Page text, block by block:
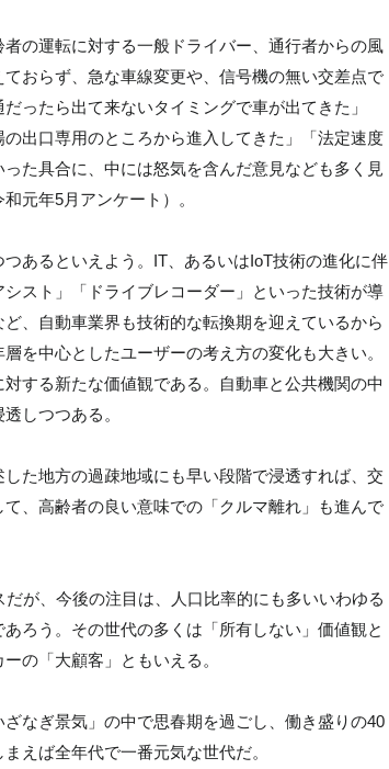
の運転に対する一般ドライバー、通行者からの風
おらず、急な車線変更や、信号機の無い交差点で
ったら出て来ないタイミングで車が出てきた」
出口専用のところから進入してきた」「法定速度
た具合に、中には怒気を含んだ意見なども多く見
元年5月アンケート）。
あるといえよう。IT、あるいはIoT技術の進化に伴
スト」「ドライブレコーダー」といった技術が導
、自動車業界も技術的な転換期を迎えているから
を中心としたユーザーの考え方の変化も大きい。
する新たな価値観である。自動車と公共機関の中
しつつある。
た地方の過疎地域にも早い段階で浸透すれば、交
、高齢者の良い意味での「クルマ離れ」も進んで
が、今後の注目は、人口比率的にも多いいわゆる
ろう。その世代の多くは「所有しない」価値観と
の「大顧客」ともいえる。
なぎ景気」の中で思春期を過ごし、働き盛りの40
えば全年代で一番元気な世代だ。